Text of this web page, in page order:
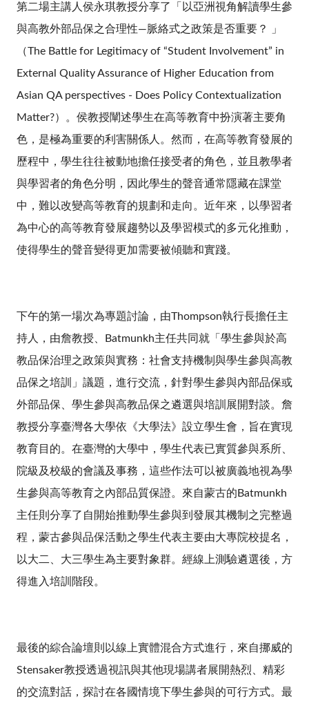
第二場主講人侯永琪教授分享了「以亞洲視角解讀學生參
與高教外部品保之合理性—脈絡式之政策是否重要？ 」
（The Battle for Legitimacy of “Student Involvement” in
External Quality Assurance of Higher Education from
Asian QA perspectives - Does Policy Contextualization
Matter?）。侯教授闡述學生在高等教育中扮演著主要角
色，是極為重要的利害關係人。然而，在高等教育發展的
歷程中，學生往往被動地擔任接受者的角色，並且教學者
與學習者的角色分明，因此學生的聲音通常隱藏在課堂
中，難以改變高等教育的規劃和走向。近年來，以學習者
為中心的高等教育發展趨勢以及學習模式的多元化推動，
使得學生的聲音變得更加需要被傾聽和實踐。
下午的第一場次為專題討論，由Thompson執行長擔任主
持人，由詹教授、Batmunkh主任共同就「學生參與於高
教品保治理之政策與實務：社會支持機制與學生參與高教
品保之培訓」議題，進行交流，針對學生參與內部品保或
外部品保、學生參與高教品保之遴選與培訓展開對談。詹
教授分享臺灣各大學依《大學法》設立學生會，旨在實現
教育目的。在臺灣的大學中，學生代表已實質參與系所、
院級及校級的會議及事務，這些作法可以被廣義地視為學
生參與高等教育之內部品質保證。來自蒙古的Batmunkh
主任則分享了自開始推動學生參與到發展其機制之完整過
程，蒙古參與品保活動之學生代表主要由大專院校提名，
以大二、大三學生為主要對象群。經線上測驗遴選後，方
得進入培訓階段。
最後的綜合論壇則以線上實體混合方式進行，來自挪威的
Stensaker教授透過視訊與其他現場講者展開熱烈、精彩
的交流對話，探討在各國情境下學生參與的可行方式。最